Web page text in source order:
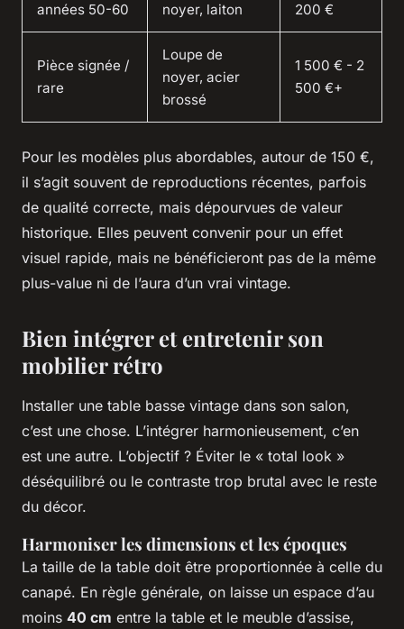
années 50-60
noyer, laiton
200 €
Pièce signée /
rare
Loupe de
noyer, acier
brossé
1 500 € - 2
500 €+
Pour les modèles plus abordables, autour de 150 €,
il s’agit souvent de reproductions récentes, parfois
de qualité correcte, mais dépourvues de valeur
historique. Elles peuvent convenir pour un effet
visuel rapide, mais ne bénéficieront pas de la même
plus-value ni de l’aura d’un vrai vintage.
Bien intégrer et entretenir son
mobilier rétro
Installer une table basse vintage dans son salon,
c’est une chose. L’intégrer harmonieusement, c’en
est une autre. L’objectif ? Éviter le « total look »
déséquilibré ou le contraste trop brutal avec le reste
du décor.
Harmoniser les dimensions et les époques
La taille de la table doit être proportionnée à celle du
canapé. En règle générale, on laisse un espace d’au
moins 40 cm entre la table et le meuble d’assise,